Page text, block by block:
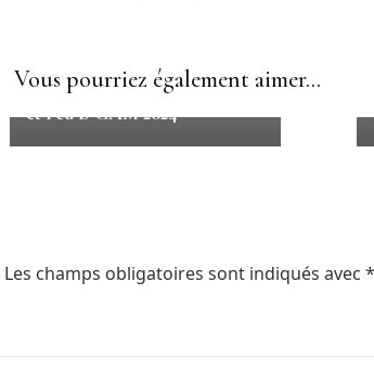
Vous pourriez également aimer...
Résultats Département PERF
et Fed B GAM 2024
Les champs obligatoires sont indiqués avec *